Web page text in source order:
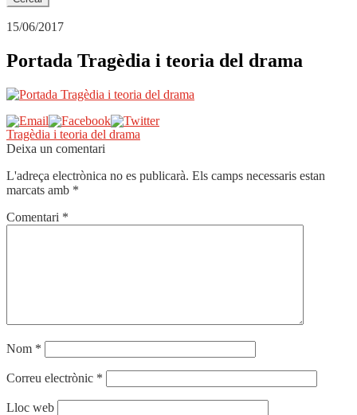
15/06/2017
Portada Tragèdia i teoria del drama
Navegació
d'entrades
Entrada
anterior:
Tragèdia i teoria del drama
Deixa un comentari
L'adreça electrònica no es publicarà. Els camps necessaris estan
marcats amb *
Comentari *
Nom *
Correu electrònic *
Lloc web